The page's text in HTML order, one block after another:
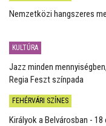
Nemzetközi hangszeres
KULTÚRA
Jazz minden
Regia Feszt színpada
FEHÉRVÁRI SZÍNES
Királyok a Belvárosban -